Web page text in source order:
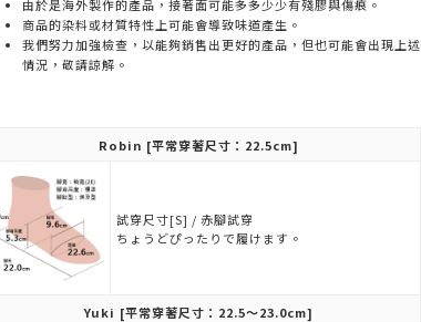
由於是海外製作的產品，接著面可能多多少少有殘膠與傷痕。
商品的染料或材質特性上可能會導致味道產生。
我們努力加強檢查，以能夠銷售出更好的產品，但也可能會出現上述
情況，敬請諒解。
Robin [平常穿著尺寸：22.5cm]
試穿尺寸[S] / 赤腳試穿
ちょうどぴったりで履けます。
Yuki [平常穿著尺寸：22.5～23.0cm]